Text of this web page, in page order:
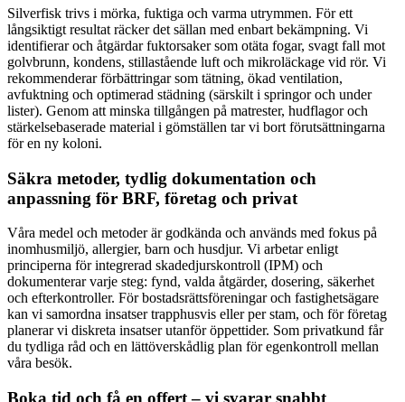
Silverfisk trivs i mörka, fuktiga och varma utrymmen. För ett
långsiktigt resultat räcker det sällan med enbart bekämpning. Vi
identifierar och åtgärdar fuktorsaker som otäta fogar, svagt fall mot
golvbrunn, kondens, stillastående luft och mikroläckage vid rör. Vi
rekommenderar förbättringar som tätning, ökad ventilation,
avfuktning och optimerad städning (särskilt i springor och under
lister). Genom att minska tillgången på matrester, hudflagor och
stärkelsebaserade material i gömställen tar vi bort förutsättningarna
för en ny koloni.
Säkra metoder, tydlig dokumentation och
anpassning för BRF, företag och privat
Våra medel och metoder är godkända och används med fokus på
inomhusmiljö, allergier, barn och husdjur. Vi arbetar enligt
principerna för integrerad skadedjurskontroll (IPM) och
dokumenterar varje steg: fynd, valda åtgärder, dosering, säkerhet
och efterkontroller. För bostadsrättsföreningar och fastighetsägare
kan vi samordna insatser trapphusvis eller per stam, och för företag
planerar vi diskreta insatser utanför öppettider. Som privatkund får
du tydliga råd och en lättöverskådlig plan för egenkontroll mellan
våra besök.
Boka tid och få en offert – vi svarar snabbt